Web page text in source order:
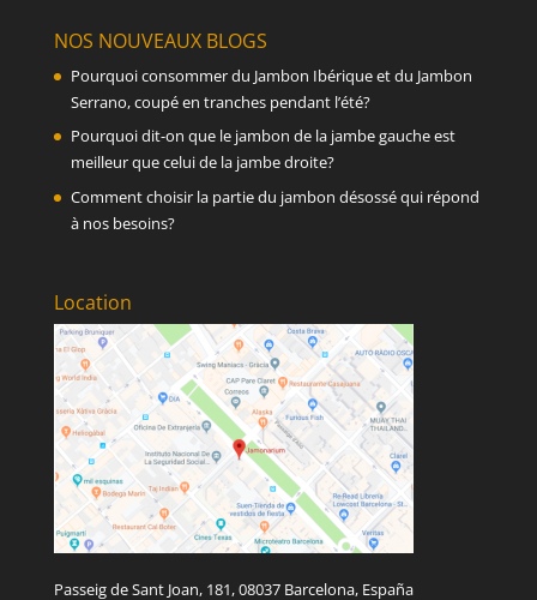
NOS NOUVEAUX BLOGS
Pourquoi consommer du Jambon Ibérique et du Jambon
Serrano, coupé en tranches pendant l’été?
Pourquoi dit-on que le jambon de la jambe gauche est
meilleur que celui de la jambe droite?
Comment choisir la partie du jambon désossé qui répond
à nos besoins?
Location
Passeig de Sant Joan, 181, 08037 Barcelona, España